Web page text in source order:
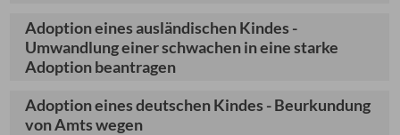
Adoption eines ausländischen Kindes -
Umwandlung einer schwachen in eine starke
Adoption beantragen
Adoption eines deutschen Kindes - Beurkundung
von Amts wegen